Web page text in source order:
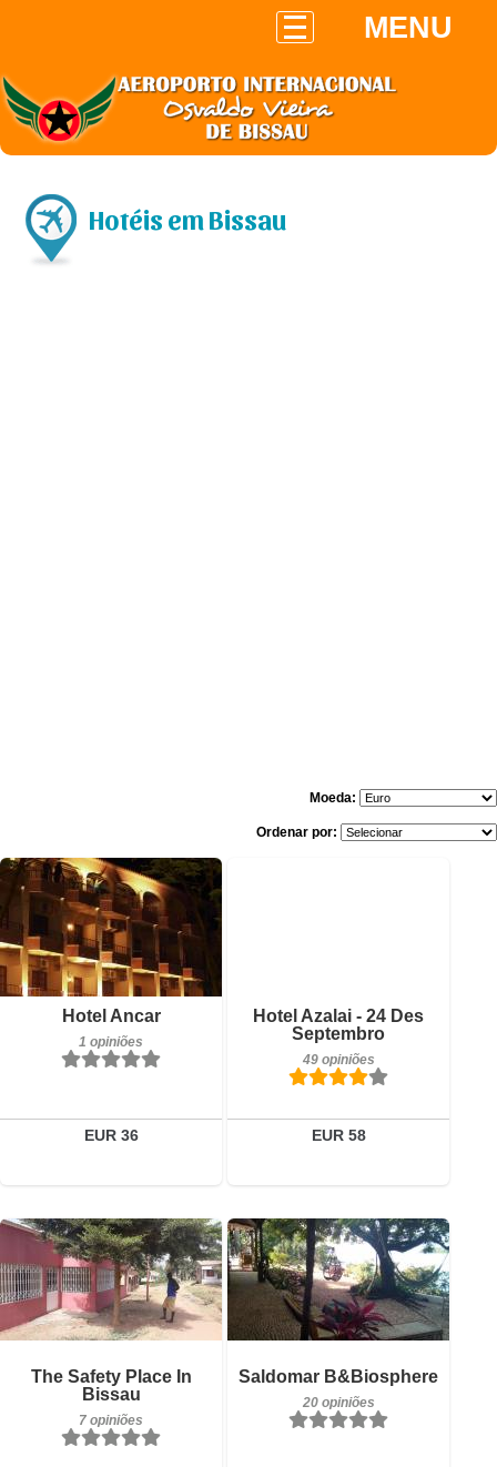
MENU
Hotéis em Bissau
Moeda:
Ordenar por:
Hotel Ancar
1 opiniões
EUR 36
1 opiniões
Reservar
Hotel Azalai - 24 Des
Septembro
49 opiniões
EUR 58
49 opiniões
Detalhes
Reservar
The Safety Place In
Bissau
7 opiniões
7 opiniões
Detalhes
Reservar
Saldomar B&Biosphere
20 opiniões
20 opiniões
Detalhes
Reservar